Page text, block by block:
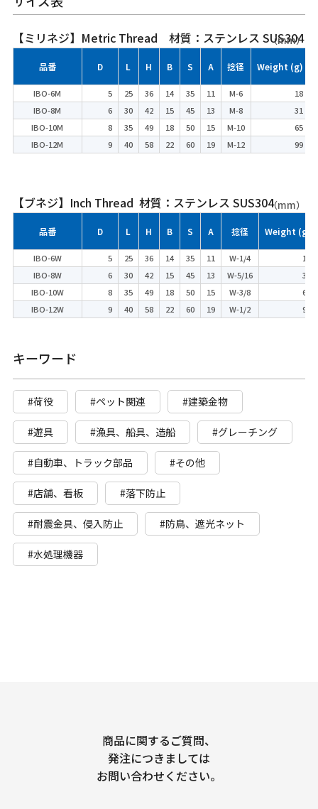
【ミリネジ】Metric Thread 材質：ステンレス SUS304
（mm）
品番 D L H B S A 捻径 Weight (g)
IBO-6M 5 25 36 14 35 11 M-6
18
IBO-8M
6 30 42 15 45 13 M-8
31
IBO-10M
8 35 49 18 50 15 M-10
65
IBO-12M
9 40 58 22 60 19 M-12 99
【ブネジ】Inch Thread 材質：ステンレス SUS304（mm）
品番 D L H B S A 捻径 Weight (g)
IBO-6W 5 25 36 14 35 11 W-1/4
18
IBO-8W
6 30 42 15 45 13 W-5/16
31
IBO-10W
8 35 49 18 50 15 W-3/8
65
IBO-12W
9 40 58 22 60 19 W-1/2 99
キーワード
#荷役 #ペット関連 #建築金物
#遊具 #漁具、船具、造船 #グレーチング
#自動車、トラック部品 #その他
#店舗、看板 #落下防止
#耐震金具、侵入防止 #防鳥、遮光ネット
#水処理機器
商品に関するご質問、
発注につきましては
お問い合わせください。